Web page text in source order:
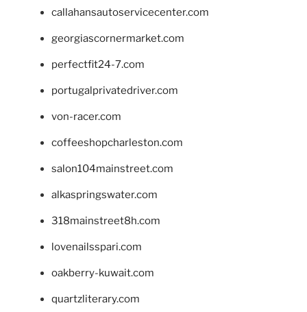
callahansautoservicecenter.com
georgiascornermarket.com
perfectfit24-7.com
portugalprivatedriver.com
von-racer.com
coffeeshopcharleston.com
salon104mainstreet.com
alkaspringswater.com
318mainstreet8h.com
lovenailsspari.com
oakberry-kuwait.com
quartzliterary.com